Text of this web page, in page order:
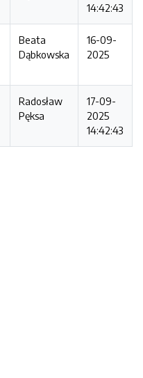
14:42:43
Beata
Dąbkowska
16-09-
2025
Radosław
Pęksa
17-09-
2025
14:42:43